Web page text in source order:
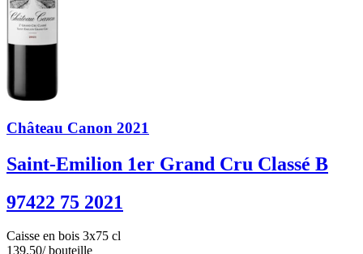
Château Canon 2021
Saint-Emilion 1er Grand Cru Classé B
97422 75 2021
Caisse en bois 3x75 cl
139.50/ bouteille